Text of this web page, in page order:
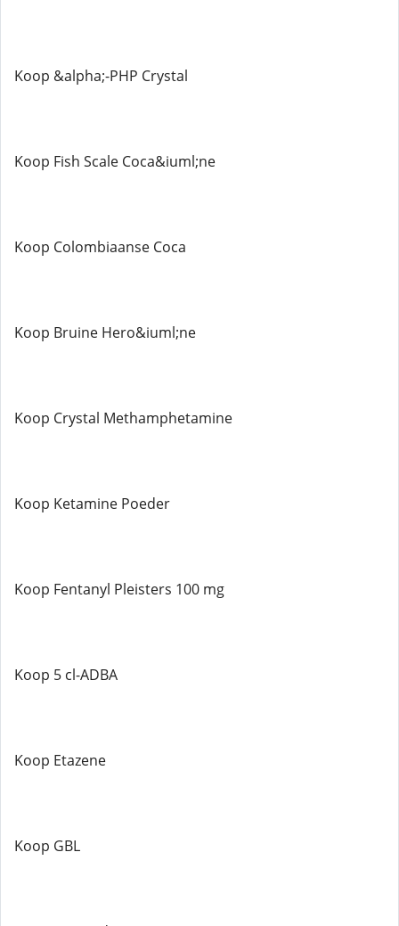
Koop &alpha;-PHP Crystal
Koop Fish Scale Coca&iuml;ne
Koop Colombiaanse Coca
Koop Bruine Hero&iuml;ne
Koop Crystal Methamphetamine
Koop Ketamine Poeder
Koop Fentanyl Pleisters 100 mg
Koop 5 cl-ADBA
Koop Etazene
Koop GBL